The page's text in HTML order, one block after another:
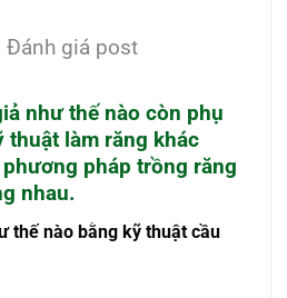
Đánh giá post
như thế nào còn phụ
làm răng khác
pháp trồng răng
nhau.
thế nào bằng kỹ thuật cầu